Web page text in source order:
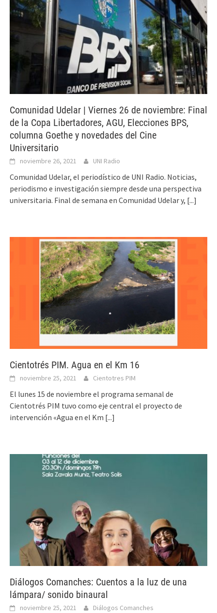
Comunidad Udelar | Viernes 26 de noviembre: Final
de la Copa Libertadores, AGU, Elecciones BPS,
columna Goethe y novedades del Cine
Universitario
noviembre 26, 2021 UNI Radio
Comunidad Udelar, el periodístico de UNI Radio. Noticias,
periodismo e investigación siempre desde una perspectiva
universitaria. Final de semana en Comunidad Udelar y, [...]
Cientotrés PIM. Agua en el Km 16
noviembre 25, 2021 Cientotres PIM
El lunes 15 de noviembre el programa semanal de
Cientotrés PIM tuvo como eje central el proyecto de
intervención «Agua en el Km [...]
Diálogos Comanches: Cuentos a la luz de una
lámpara/ sonido binaural
noviembre 25, 2021 Diálogos Comanches